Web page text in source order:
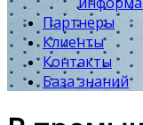
Партнеры
Клиенты
Контакты
База знаний